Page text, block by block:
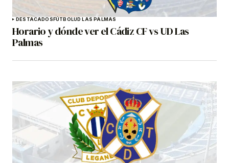
DESTACADOSFÚTBOLUD LAS PALMAS
Horario y dónde ver el Cádiz CF vs UD Las
Palmas